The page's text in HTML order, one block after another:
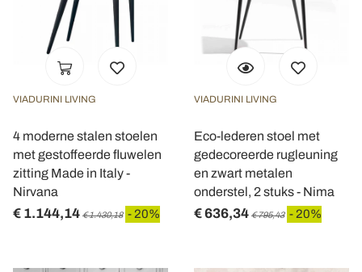
VIADURINI LIVING
4 moderne stalen stoelen
met gestoffeerde fluwelen
zitting Made in Italy -
Nirvana
€ 1.144,14 € 1.430,18 - 20%
VIADURINI LIVING
Eco-lederen stoel met
gedecoreerde rugleuning
en zwart metalen
onderstel, 2 stuks - Nima
€ 636,34 € 795,43 - 20%